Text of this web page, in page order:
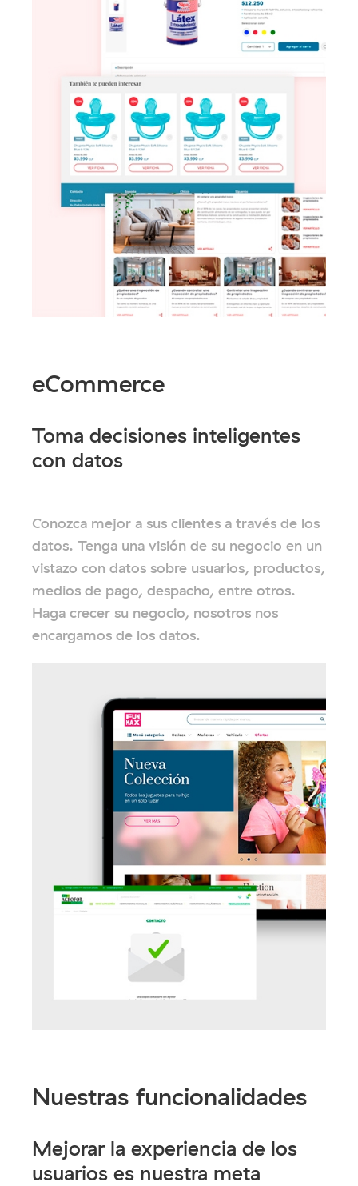
eCommerce
Toma decisiones inteligentes
con datos
Conozca mejor a sus clientes a través de los
datos. Tenga una visión de su negocio en un
vistazo con datos sobre usuarios, productos,
medios de pago, despacho, entre otros.
Haga crecer su negocio, nosotros nos
encargamos de los datos.
Nuestras funcionalidades
Mejorar la experiencia de los
usuarios es nuestra meta